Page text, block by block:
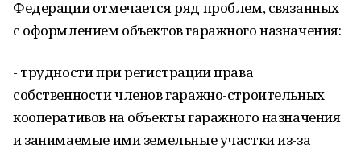
Федерации отмечается ряд проблем, связанных
с оформлением объектов гаражного назначения:
- трудности при регистрации права
собственности членов гаражно-строительных
кооперативов на объекты гаражного назначения
и занимаемые ими земельные участки из-за